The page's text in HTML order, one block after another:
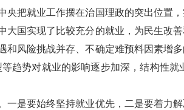
把就业工作摆在治国理政的突出位置
国实现了比较充分的就业，为民生改
风险挑战并存、不确定难预料因素增
趋势对就业的影响逐步加深，结构性
是要始终坚持就业优先，二是要着力